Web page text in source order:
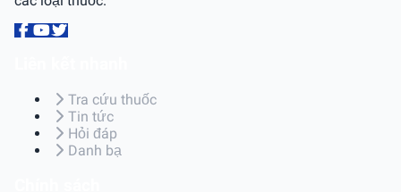
Tra cứu thuốc
Tin tức
Hỏi đáp
Danh bạ